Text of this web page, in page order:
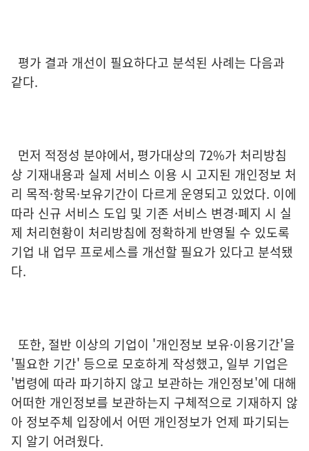
평가 결과 개선이 필요하다고 분석된 사례는 다음과
같다.
먼저 적정성 분야에서, 평가대상의 72%가 처리방침
상 기재내용과 실제 서비스 이용 시 고지된 개인정보 처
리 목적·항목·보유기간이 다르게 운영되고 있었다. 이에
따라 신규 서비스 도입 및 기존 서비스 변경·폐지 시 실
제 처리현황이 처리방침에 정확하게 반영될 수 있도록
기업 내 업무 프로세스를 개선할 필요가 있다고 분석됐
다.
또한, 절반 이상의 기업이 '개인정보 보유·이용기간'을
'필요한 기간' 등으로 모호하게 작성했고, 일부 기업은
'법령에 따라 파기하지 않고 보관하는 개인정보'에 대해
어떠한 개인정보를 보관하는지 구체적으로 기재하지 않
아 정보주체 입장에서 어떤 개인정보가 언제 파기되는
지 알기 어려웠다.